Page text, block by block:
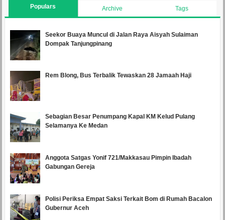
Populars Archive Tags
Seekor Buaya Muncul di Jalan Raya Aisyah Sulaiman
Dompak Tanjungpinang
Rem Blong, Bus Terbalik Tewaskan 28 Jamaah Haji
Sebagian Besar Penumpang Kapal KM Kelud Pulang
Selamanya Ke Medan
Anggota Satgas Yonif 721/Makkasau Pimpin Ibadah
Gabungan Gereja
Polisi Periksa Empat Saksi Terkait Bom di Rumah Bacalon
Gubernur Aceh